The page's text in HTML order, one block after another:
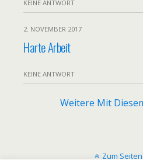
KEINE ANTWORT
2. NOVEMBER 2017
Harte Arbeit
KEINE ANTWORT
Weitere Mit
Zum